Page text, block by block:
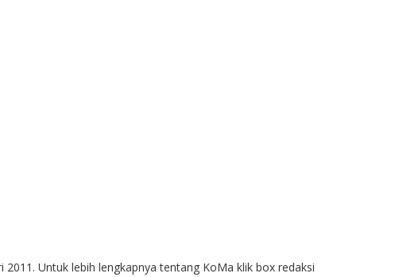
Untuk lebih lengkapnya tentang KoMa klik box redaksi